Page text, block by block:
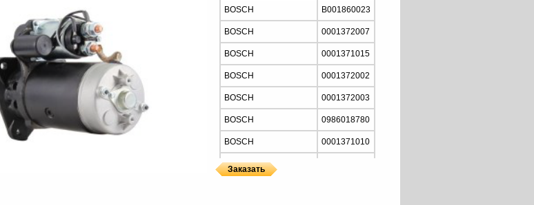
BOSCH B001860023
BOSCH 0001372007
BOSCH 0001371015
BOSCH 0001372002
BOSCH 0001372003
BOSCH 0986018780
BOSCH 0001371010
BOSCH